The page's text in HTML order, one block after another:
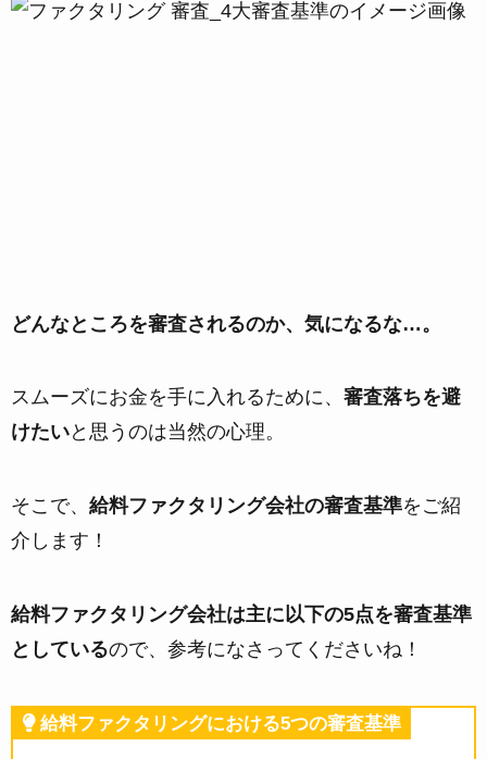
どんなところを審査されるのか、気になるな…。
スムーズにお金を手に入れるために、 審査落ちを避
けたいと思うのは当然の心理。
そこで、 給料ファクタリング会社の審査基準をご紹
介します！
給料ファクタリング会社は主に以下の5点を審査基準
としているので、参考になさってくださいね！
給料ファクタリングにおける5つの審査基準